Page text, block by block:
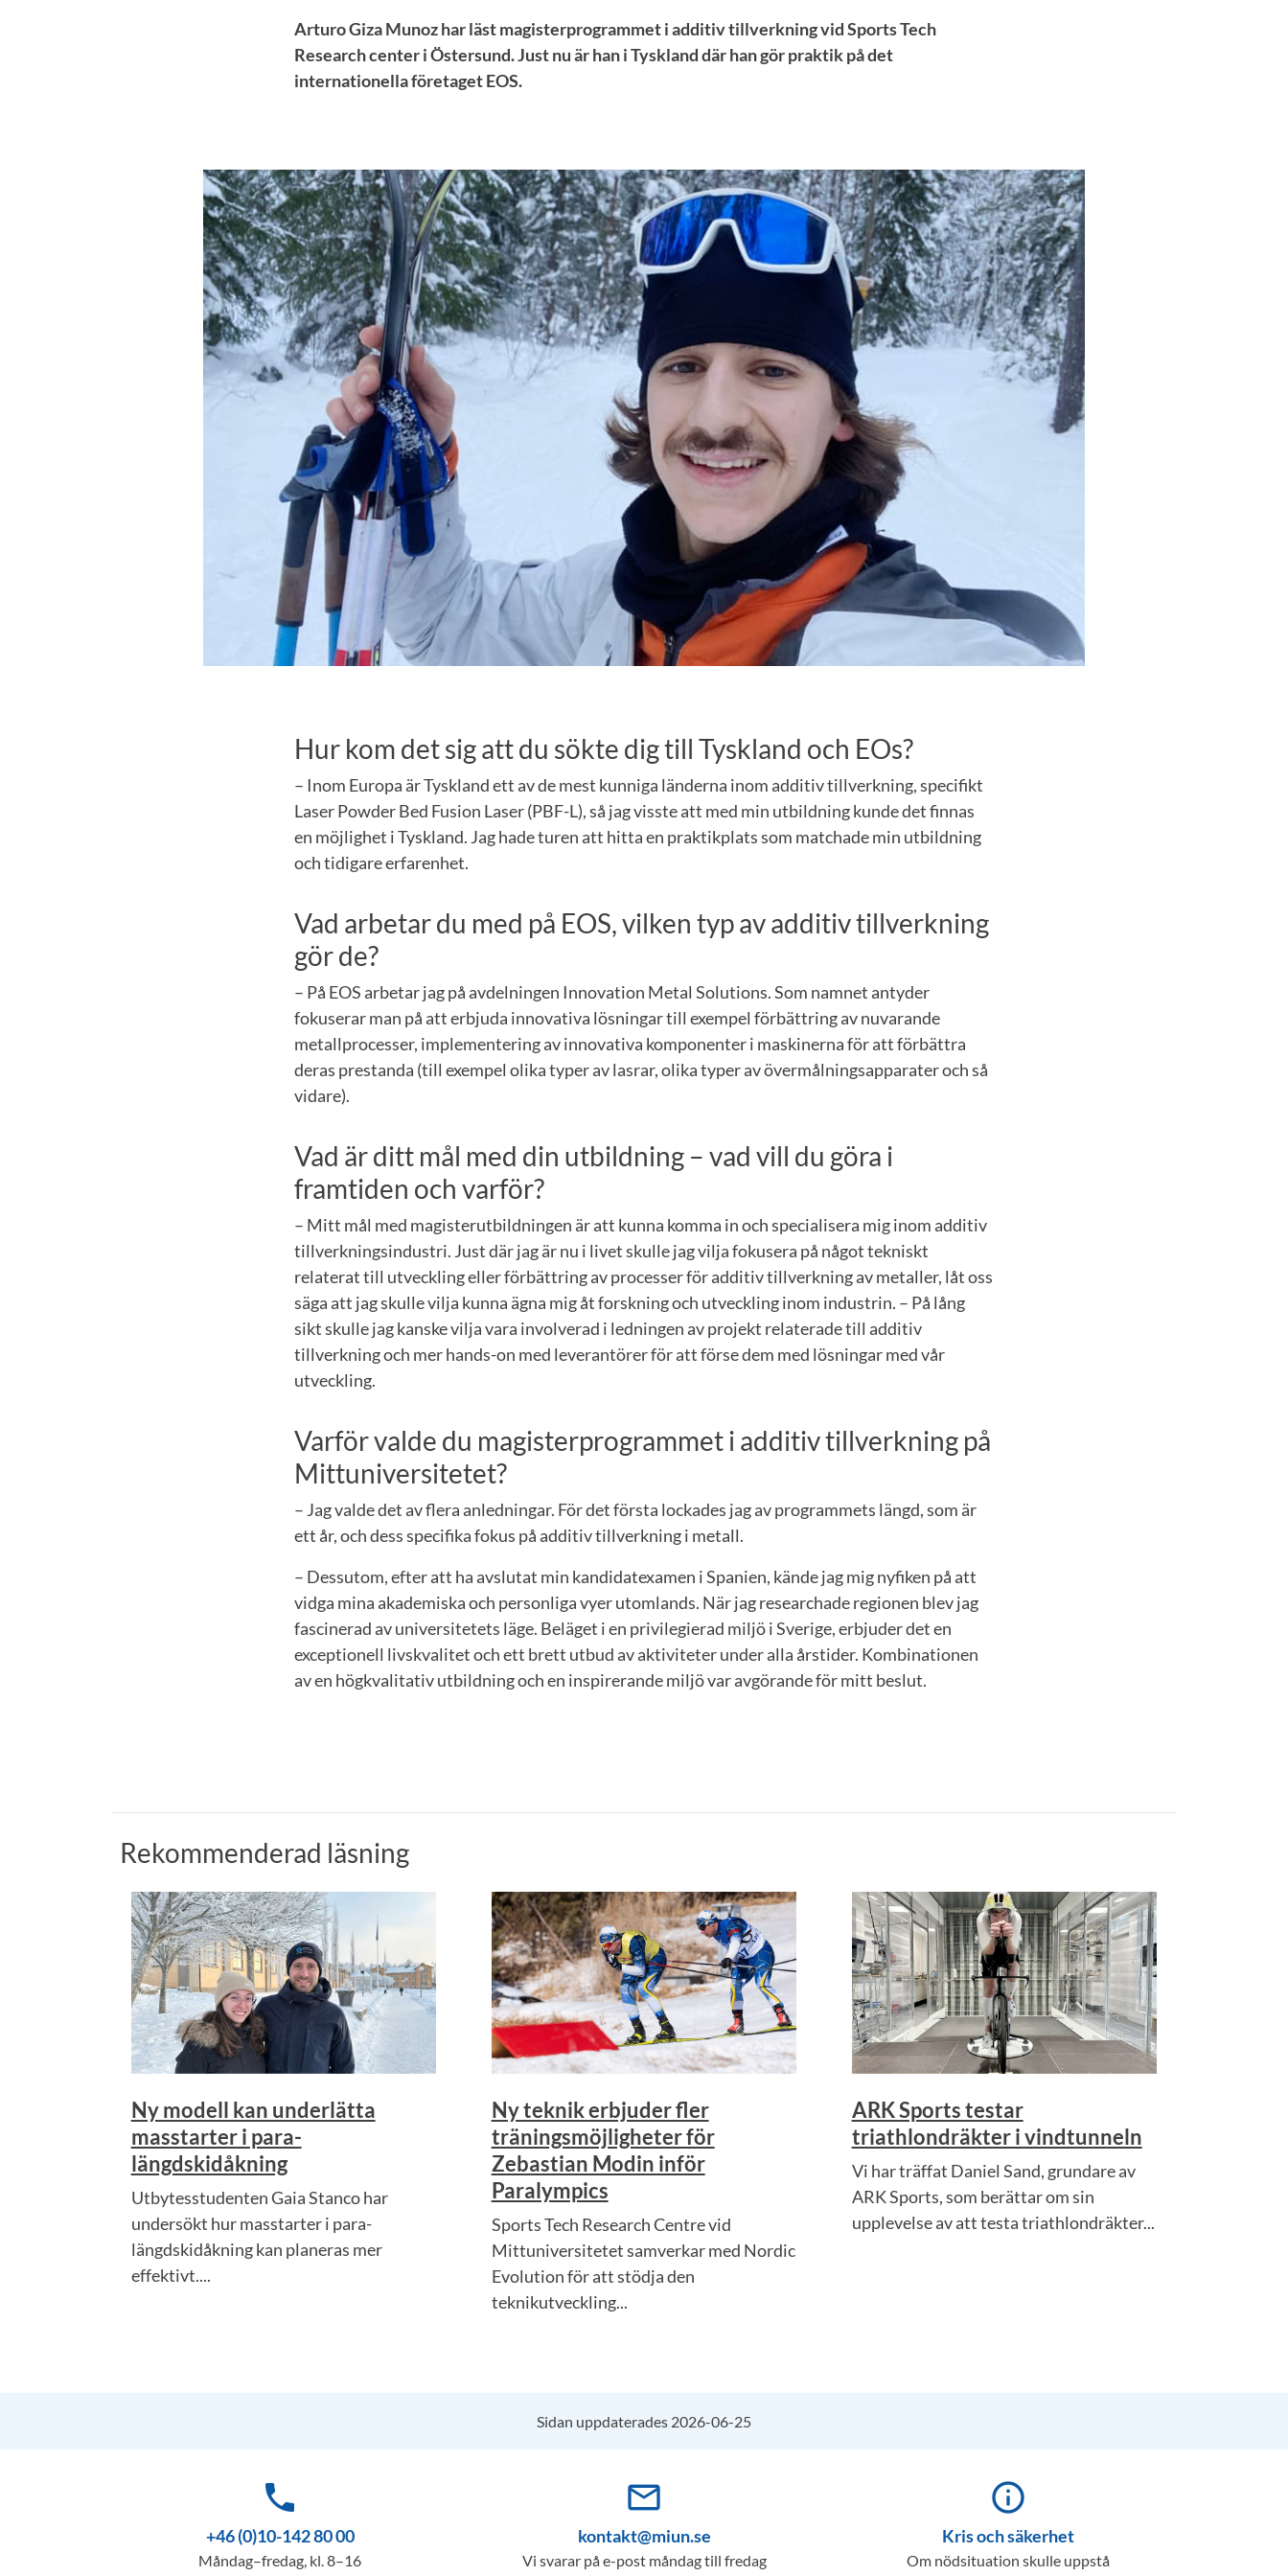
Arturo Giza Munoz har läst magisterprogrammet i additiv tillverkning vid Sports Tech
Research center i Östersund. Just nu är han i Tyskland där han gör praktik på det
internationella företaget EOS.
Hur kom det sig att du sökte dig till Tyskland och EOs?
– Inom Europa är Tyskland ett av de mest kunniga länderna inom additiv tillverkning, specifikt
Laser Powder Bed Fusion Laser (PBF-L), så jag visste att med min utbildning kunde det finnas
en möjlighet i Tyskland. Jag hade turen att hitta en praktikplats som matchade min utbildning
och tidigare erfarenhet.
Vad arbetar du med på EOS, vilken typ av additiv tillverkning
gör de?
– På EOS arbetar jag på avdelningen Innovation Metal Solutions. Som namnet antyder
fokuserar man på att erbjuda innovativa lösningar till exempel förbättring av nuvarande
metallprocesser, implementering av innovativa komponenter i maskinerna för att förbättra
deras prestanda (till exempel olika typer av lasrar, olika typer av övermålningsapparater och så
vidare).
Vad är ditt mål med din utbildning – vad vill du göra i
framtiden och varför?
– Mitt mål med magisterutbildningen är att kunna komma in och specialisera mig inom additiv
tillverkningsindustri. Just där jag är nu i livet skulle jag vilja fokusera på något tekniskt
relaterat till utveckling eller förbättring av processer för additiv tillverkning av metaller, låt oss
säga att jag skulle vilja kunna ägna mig åt forskning och utveckling inom industrin. – På lång
sikt skulle jag kanske vilja vara involverad i ledningen av projekt relaterade till additiv
tillverkning och mer hands-on med leverantörer för att förse dem med lösningar med vår
utveckling.
Varför valde du magisterprogrammet i additiv tillverkning på
Mittuniversitetet?
– Jag valde det av flera anledningar. För det första lockades jag av programmets längd, som är
ett år, och dess specifika fokus på additiv tillverkning i metall.
– Dessutom, efter att ha avslutat min kandidatexamen i Spanien, kände jag mig nyfiken på att
vidga mina akademiska och personliga vyer utomlands. När jag researchade regionen blev jag
fascinerad av universitetets läge. Beläget i en privilegierad miljö i Sverige, erbjuder det en
exceptionell livskvalitet och ett brett utbud av aktiviteter under alla årstider. Kombinationen
av en högkvalitativ utbildning och en inspirerande miljö var avgörande för mitt beslut.
Rekommenderad läsning
Ny modell kan underlätta
masstarter i para-
längdskidåkning
Utbytesstudenten Gaia Stanco har
undersökt hur masstarter i para-
längdskidåkning kan planeras mer
effektivt....
Ny teknik erbjuder fler
träningsmöjligheter för
Zebastian Modin inför
Paralympics
Sports Tech Research Centre vid
Mittuniversitetet samverkar med Nordic
Evolution för att stödja den
teknikutveckling...
ARK Sports testar
triathlondräkter i vindtunneln
Vi har träffat Daniel Sand, grundare av
ARK Sports, som berättar om sin
upplevelse av att testa triathlondräkter...
Sidan uppdaterades 2026-06-25
phone
+46 (0)10-142 80 00
Måndag–fredag, kl. 8–16
mail_outline
kontakt@miun.se
Vi svarar på e-post måndag till fredag
info_outline
Kris och säkerhet
Om nödsituation skulle uppstå